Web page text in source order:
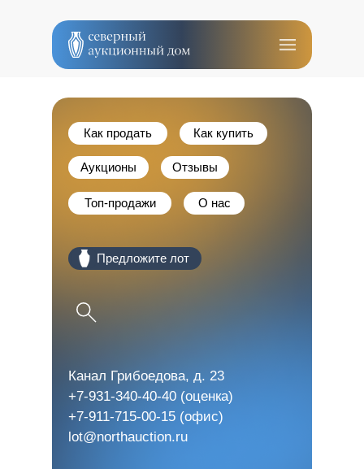
Как продать Как купить
Аукционы
Топ-продажи О нас
оо Предложите лот
Отзывы
Канал Грибоедова, д. 23
+7-931-340-40-40 (оценка)
+7-911-715-00-15 (офис)
lot@northauction.ru